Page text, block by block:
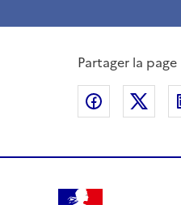
Partager la page
Partager